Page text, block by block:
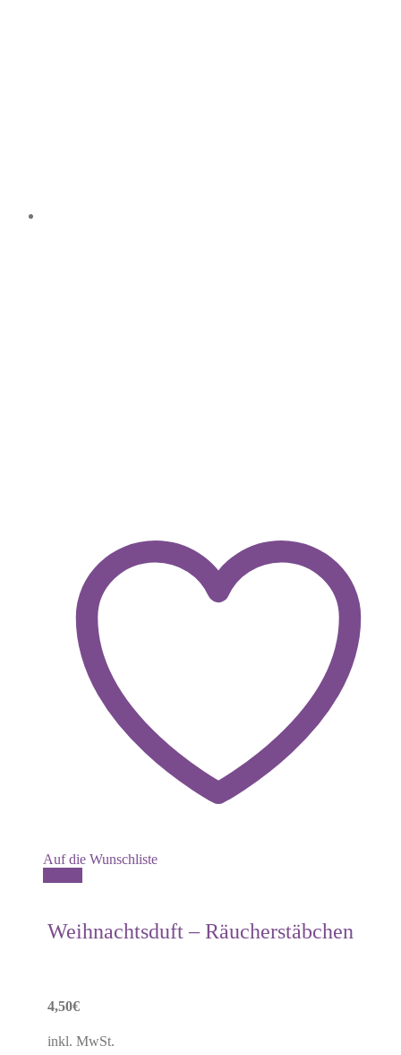
Auf die Wunschliste
Weihnachtsduft – Räucherstäbchen
4,50€
inkl. MwSt.